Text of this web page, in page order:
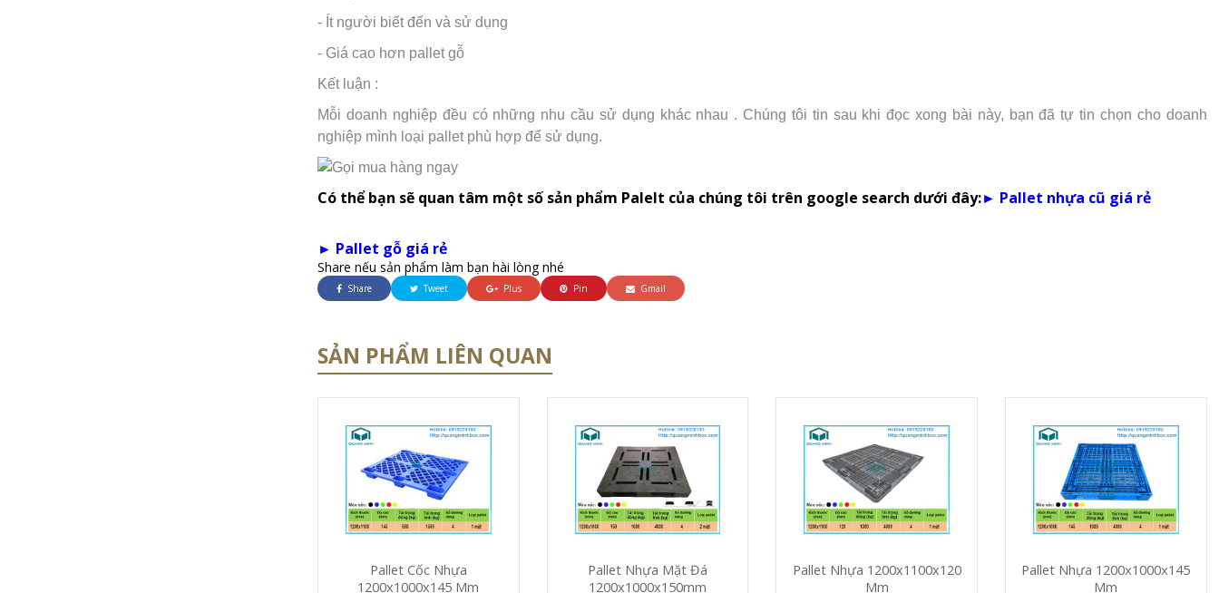
- Ít người biết đến và sử dụng
- Giá cao hơn pallet gỗ
Kết luận :
Mỗi doanh nghiệp đều có những nhu cầu sử dụng khác nhau . Chúng tôi tin sau khi đọc xong bài này, bạn đã tự tin chọn cho doanh
nghiệp mình loại pallet phù hợp để sử dụng.
Có thể bạn sẽ quan tâm một số sản phẩm Palelt của chúng tôi trên google search dưới đây:► Pallet nhựa cũ giá rẻ
► Pallet gỗ giá rẻ
Share nếu sản phẩm làm bạn hài lòng nhé
Share Tweet Plus Pin Gmail
SẢN PHẨM LIÊN QUAN
Pallet Cốc Nhựa
1200x1000x145 Mm
Pallet Nhựa Mặt Đá
1200x1000x150mm
Pallet Nhựa 1200x1100x120
Mm
Pallet Nhựa 1200x1000x145
Mm